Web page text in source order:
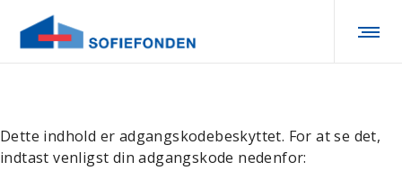
Dette indhold er adgangskodebeskyttet. For at se det,
indtast venligst din adgangskode nedenfor: